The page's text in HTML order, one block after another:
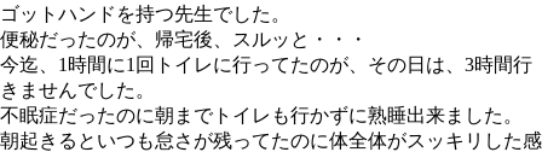
ゴットハンドを持つ先生でした。
便秘だったのが、帰宅後、スルッと・・・
今迄、1時間に1回トイレに行ってたのが、その日は、3時間行
きませんでした。
不眠症だったのに朝までトイレも行かずに熟睡出来ました。
朝起きるといつも怠さが残ってたのに体全体がスッキリした感